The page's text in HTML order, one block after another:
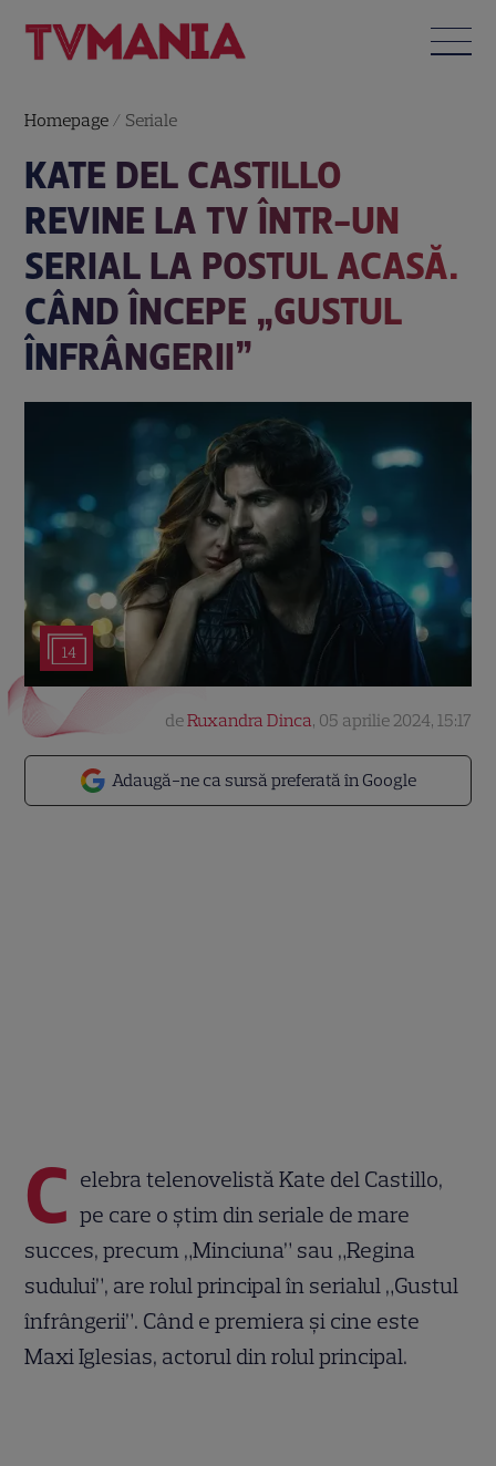
Homepage / Seriale
KATE DEL CASTILLO
REVINE LA TV ÎNTR-UN
SERIAL LA POSTUL ACASĂ.
CÂND ÎNCEPE „GUSTUL
ÎNFRÂNGERII”
14
Adaugă-ne ca sursă preferată în Google
deRuxandra Dinca, 05 aprilie 2024, 15:17
C elebra telenovelistă Kate del Castillo,
pe care o știm din seriale de mare
succes, precum „Minciuna” sau „Regina
sudului”, are rolul principal în serialul „Gustul
înfrângerii”. Când e premiera și cine este
Maxi Iglesias, actorul din rolul principal.